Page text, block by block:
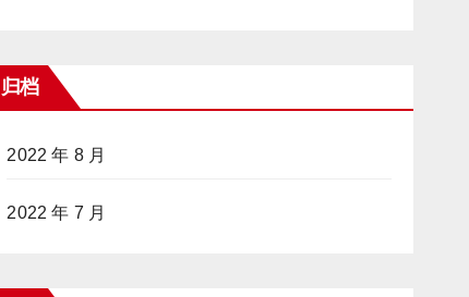
归档
2022 年 8 月
2022 年 7 月